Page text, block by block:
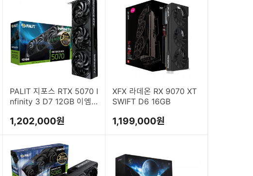
PALIT 지포스 RTX 5070 I
nfinity 3 D7 12GB 이엠
1,202,000원
XFX 라데온 RX 9070 XT
SWIFT D6 16GB
1,199,000원